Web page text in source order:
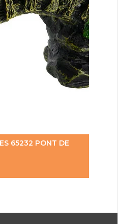
65232 PONT DE